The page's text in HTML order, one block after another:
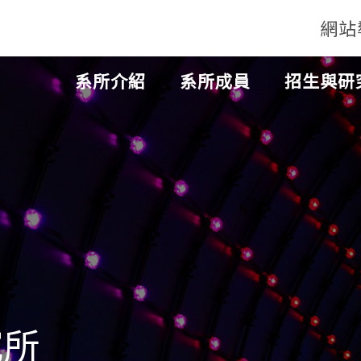
網
系所介紹 系所成員 招生與研